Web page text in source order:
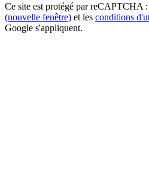
Ce site est protégé par reCAPTCHA :
(nouvelle fenêtre) et les conditions
Google s'appliquent.